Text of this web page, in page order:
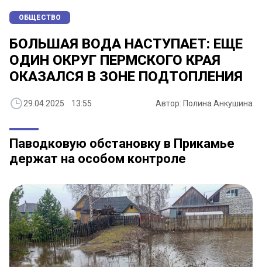
ОБЩЕСТВО
БОЛЬШАЯ ВОДА НАСТУПАЕТ: ЕЩЕ
ОДИН ОКРУГ ПЕРМСКОГО КРАЯ
ОКАЗАЛСЯ В ЗОНЕ ПОДТОПЛЕНИЯ
29.04.2025 13:55 Автор: Полина Анкушина
Паводковую обстановку в Прикамье
держат на особом контроле